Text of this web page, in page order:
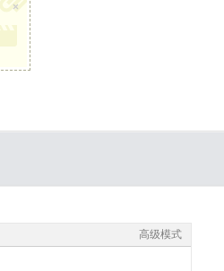
×
高级模式